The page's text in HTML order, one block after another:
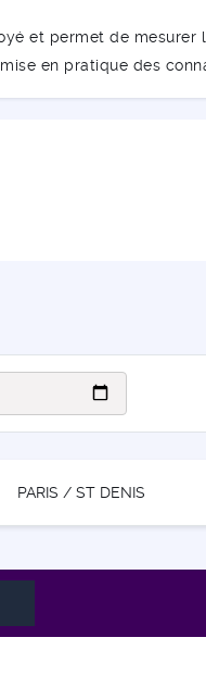
et permet de mesurer
en pratique des
PARIS / ST DENIS